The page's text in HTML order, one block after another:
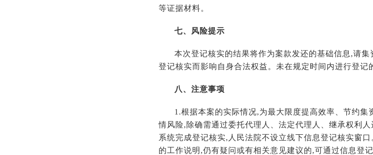
等证据材料。
七、风险提示
本次登记核实的结果将作为案款发还的基础信息,请
登记核实而影响自身合法权益。未在规定时间内进行登记
八、注意事项
1.根据本案的实际情况,为最大限度提高效率、节约
情风险,除确需通过委托代理人、法定代理人、继承权利
系统完成登记核实,人民法院不设立线下信息登记核实窗
的工作说明,仍有疑问或有相关意见建议的,可通过信息登